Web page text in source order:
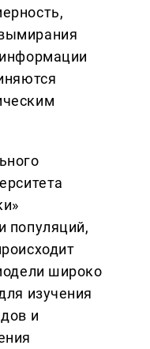
популяций,
широко
изучения
и